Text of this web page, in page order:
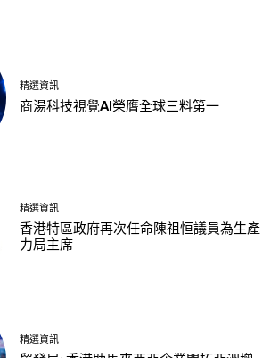
精選資訊
商湯科技視覺AI榮膺全球三料第一
精選資訊
香港特區政府再次任命陳祖恒議員為生產
力局主席
精選資訊